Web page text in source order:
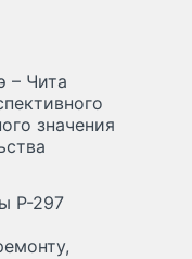
– Чита
значения
Р-297